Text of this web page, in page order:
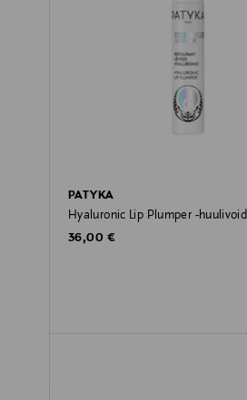
PATYKA
Hyaluronic Lip Plumper -
Original Price
36,00 €